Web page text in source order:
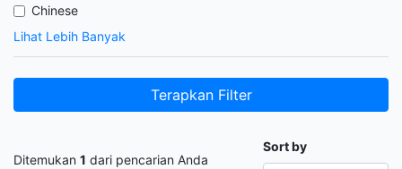
Chinese
Lihat Lebih Banyak
Terapkan Filter
Ditemukan 1 dari pencarian Anda
Sort by